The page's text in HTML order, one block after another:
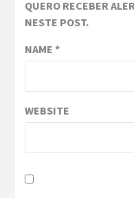
QUERO RECEBER
NESTE POST.
NAME *
WEBSITE